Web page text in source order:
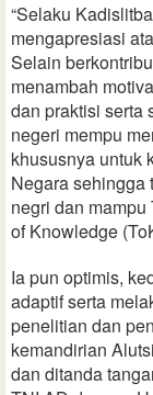
“Selaku
mengapresiasi
Selain
menambah
dan praktisi serta
negeri mempu
khususnya untuk
Negara sehingga
negri dan mampu
of Knowledge
Ia pun optimis,
adaptif serta
penelitian dan
kemandirian
dan ditanda